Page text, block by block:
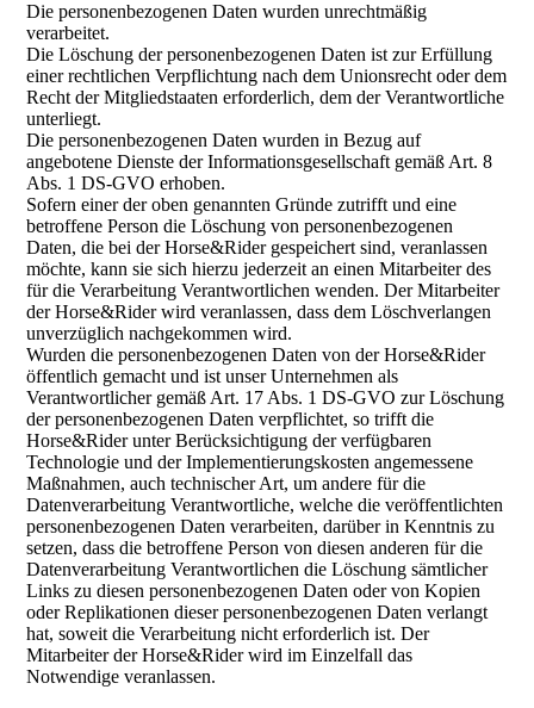
Die personenbezogenen Daten wurden unrechtmäßig
verarbeitet.
Die Löschung der personenbezogenen Daten ist zur Erfüllung
einer rechtlichen Verpflichtung nach dem Unionsrecht oder dem
Recht der Mitgliedstaaten erforderlich, dem der Verantwortliche
unterliegt.
Die personenbezogenen Daten wurden in Bezug auf
angebotene Dienste der Informationsgesellschaft gemäß Art. 8
Abs. 1 DS-GVO erhoben.
Sofern einer der oben genannten Gründe zutrifft und eine
betroffene Person die Löschung von personenbezogenen
Daten, die bei der Horse&Rider gespeichert sind, veranlassen
möchte, kann sie sich hierzu jederzeit an einen Mitarbeiter des
für die Verarbeitung Verantwortlichen wenden. Der Mitarbeiter
der Horse&Rider wird veranlassen, dass dem Löschverlangen
unverzüglich nachgekommen wird.
Wurden die personenbezogenen Daten von der Horse&Rider
öffentlich gemacht und ist unser Unternehmen als
Verantwortlicher gemäß Art. 17 Abs. 1 DS-GVO zur Löschung
der personenbezogenen Daten verpflichtet, so trifft die
Horse&Rider unter Berücksichtigung der verfügbaren
Technologie und der Implementierungskosten angemessene
Maßnahmen, auch technischer Art, um andere für die
Datenverarbeitung Verantwortliche, welche die veröffentlichten
personenbezogenen Daten verarbeiten, darüber in Kenntnis zu
setzen, dass die betroffene Person von diesen anderen für die
Datenverarbeitung Verantwortlichen die Löschung sämtlicher
Links zu diesen personenbezogenen Daten oder von Kopien
oder Replikationen dieser personenbezogenen Daten verlangt
hat, soweit die Verarbeitung nicht erforderlich ist. Der
Mitarbeiter der Horse&Rider wird im Einzelfall das
Notwendige veranlassen.